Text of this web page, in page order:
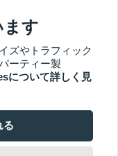
Co., Ltd
す
ズやトラフィック
ーティー製
について詳しく見
る